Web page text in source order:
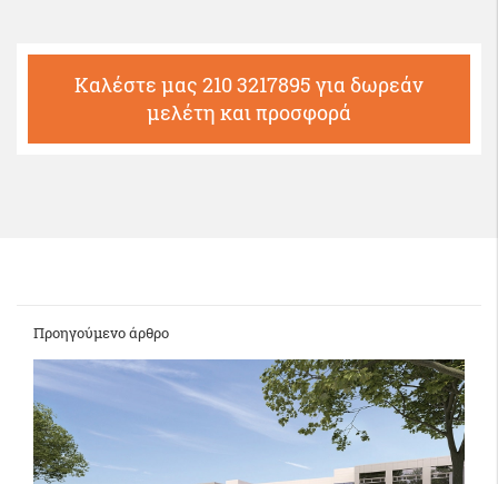
Καλέστε μας 210 3217895 για δωρεάν
μελέτη και προσφορά
Προηγούμενο άρθρο